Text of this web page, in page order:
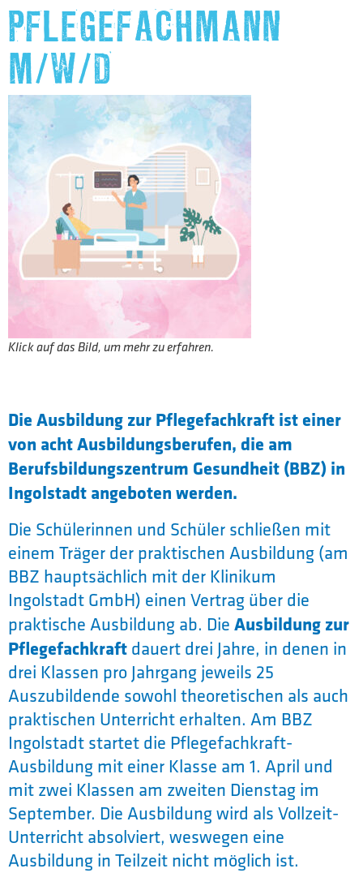
PFLEGEFACHMANN
M/W/D
Klick auf das Bild, um mehr zu erfahren.
Die Ausbildung zur Pflegefachkraft ist einer
von acht Ausbildungsberufen, die am
Berufsbildungszentrum Gesundheit (BBZ) in
Ingolstadt angeboten werden.
Die Schülerinnen und Schüler schließen mit
einem Träger der praktischen Ausbildung (am
BBZ hauptsächlich mit der Klinikum
Ingolstadt GmbH) einen Vertrag über die
praktische Ausbildung ab. Die Ausbildung zur
Pflegefachkraft dauert drei Jahre, in denen in
drei Klassen pro Jahrgang jeweils 25
Auszubildende sowohl theoretischen als auch
praktischen Unterricht erhalten. Am BBZ
Ingolstadt startet die Pflegefachkraft-
Ausbildung mit einer Klasse am 1. April und
mit zwei Klassen am zweiten Dienstag im
September. Die Ausbildung wird als Vollzeit-
Unterricht absolviert, weswegen eine
Ausbildung in Teilzeit nicht möglich ist.